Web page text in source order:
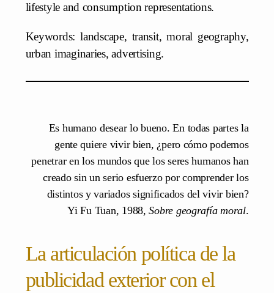
lifestyle and consumption representations.
Keywords: landscape, transit, moral geography,
urban imaginaries, advertising.
Es humano desear lo bueno. En todas partes la
gente quiere vivir bien, ¿pero cómo podemos
penetrar en los mundos que los seres humanos han
creado sin un serio esfuerzo por comprender los
distintos y variados significados del vivir bien?
Yi Fu Tuan, 1988,Sobre geografía moral.
La articulación política de la
publicidad exterior con el